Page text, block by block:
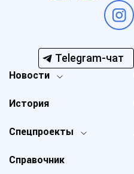
Telegram-чат
Новости
Спецпроекты
История
Справочник